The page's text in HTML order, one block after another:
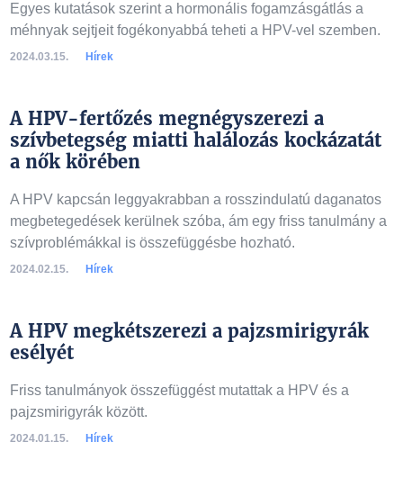
Egyes kutatások szerint a hormonális fogamzásgátlás a
méhnyak sejtjeit fogékonyabbá teheti a HPV-vel szemben.
2024.03.15. Hírek
A HPV-fertőzés megnégyszerezi a
szívbetegség miatti halálozás kockázatát
a nők körében
A HPV kapcsán leggyakrabban a rosszindulatú daganatos
megbetegedések kerülnek szóba, ám egy friss tanulmány a
szívproblémákkal is összefüggésbe hozható.
2024.02.15. Hírek
A HPV megkétszerezi a pajzsmirigyrák
esélyét
Friss tanulmányok összefüggést mutattak a HPV és a
pajzsmirigyrák között.
2024.01.15. Hírek